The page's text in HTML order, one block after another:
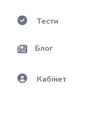
Тести
Блог
Кабінет